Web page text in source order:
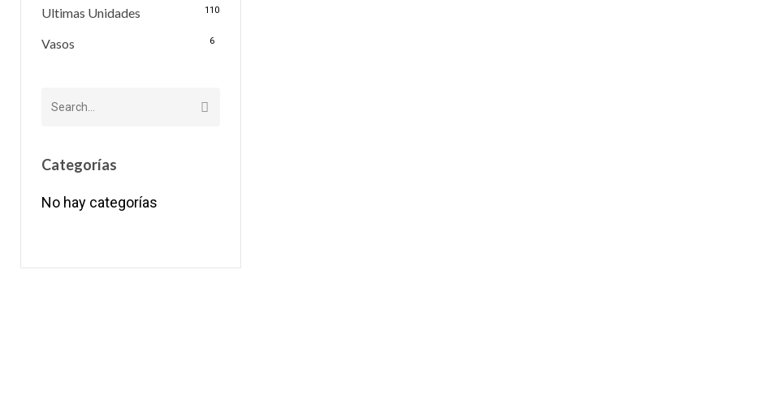
Ultimas Unidades 110
Vasos 6
Categorías
No hay categorías